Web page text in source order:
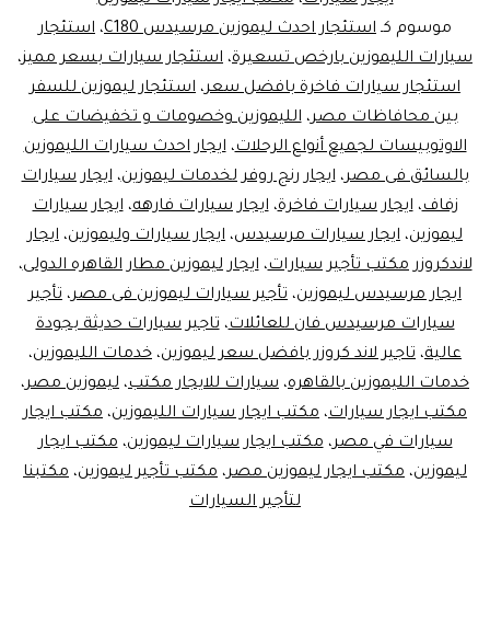
موسوم كـ استئجار احدث ليموزين مرسيدس C180 ، استئجار
سيارات الليموزين بارخص تسعيرة، استئجار سيارات بسعر مميز،
استئجار سيارات فاخرة بافضل سعر، استئجار ليموزين للسفر
بين محافاظات مصر،الليموزين وخصومات و تخفيضات على
الاوتوبيسات لجميع أنواع الرحلات،ايجار احدث سيارات الليموزين
بالسائق فى مصر،ايجار رنج روفر لخدمات ليموزين،ايجار سيارات
زفاف،ايجار سيارات فاخرة،ايجار سيارات فارهه،ايجار سيارات
ليموزين، ايجار سيارات مرسيدس، ايجار سيارات وليموزين، ايجار
لاندكروزر مكتب تأجير سيارات،ايجار ليموزين مطار القاهره الدولى،
ايجار مرسيدس ليموزين، تأجير سيارات ليموزين فى مصر، تأجير
سيارات مرسيدس فان للعائلات،تاجير سيارات حديثة بجودة
عالية، تاجير لاند كروزر بافضل سعر ليموزين، خدمات الليموزين،
خدمات الليموزين بالقاهره، سيارات للايجار مكتب، ليموزين مصر،
مكتب ايجار سيارات، مكتب ايجار سيارات الليموزين، مكتب ايجار
سيارات في مصر،مكتب ايجار سيارات ليموزين،مكتب ايجار
ليموزين، مكتب ايجار ليموزين مصر، مكتب تأجير ليموزين، مكتبنا
لتأجير السيارات